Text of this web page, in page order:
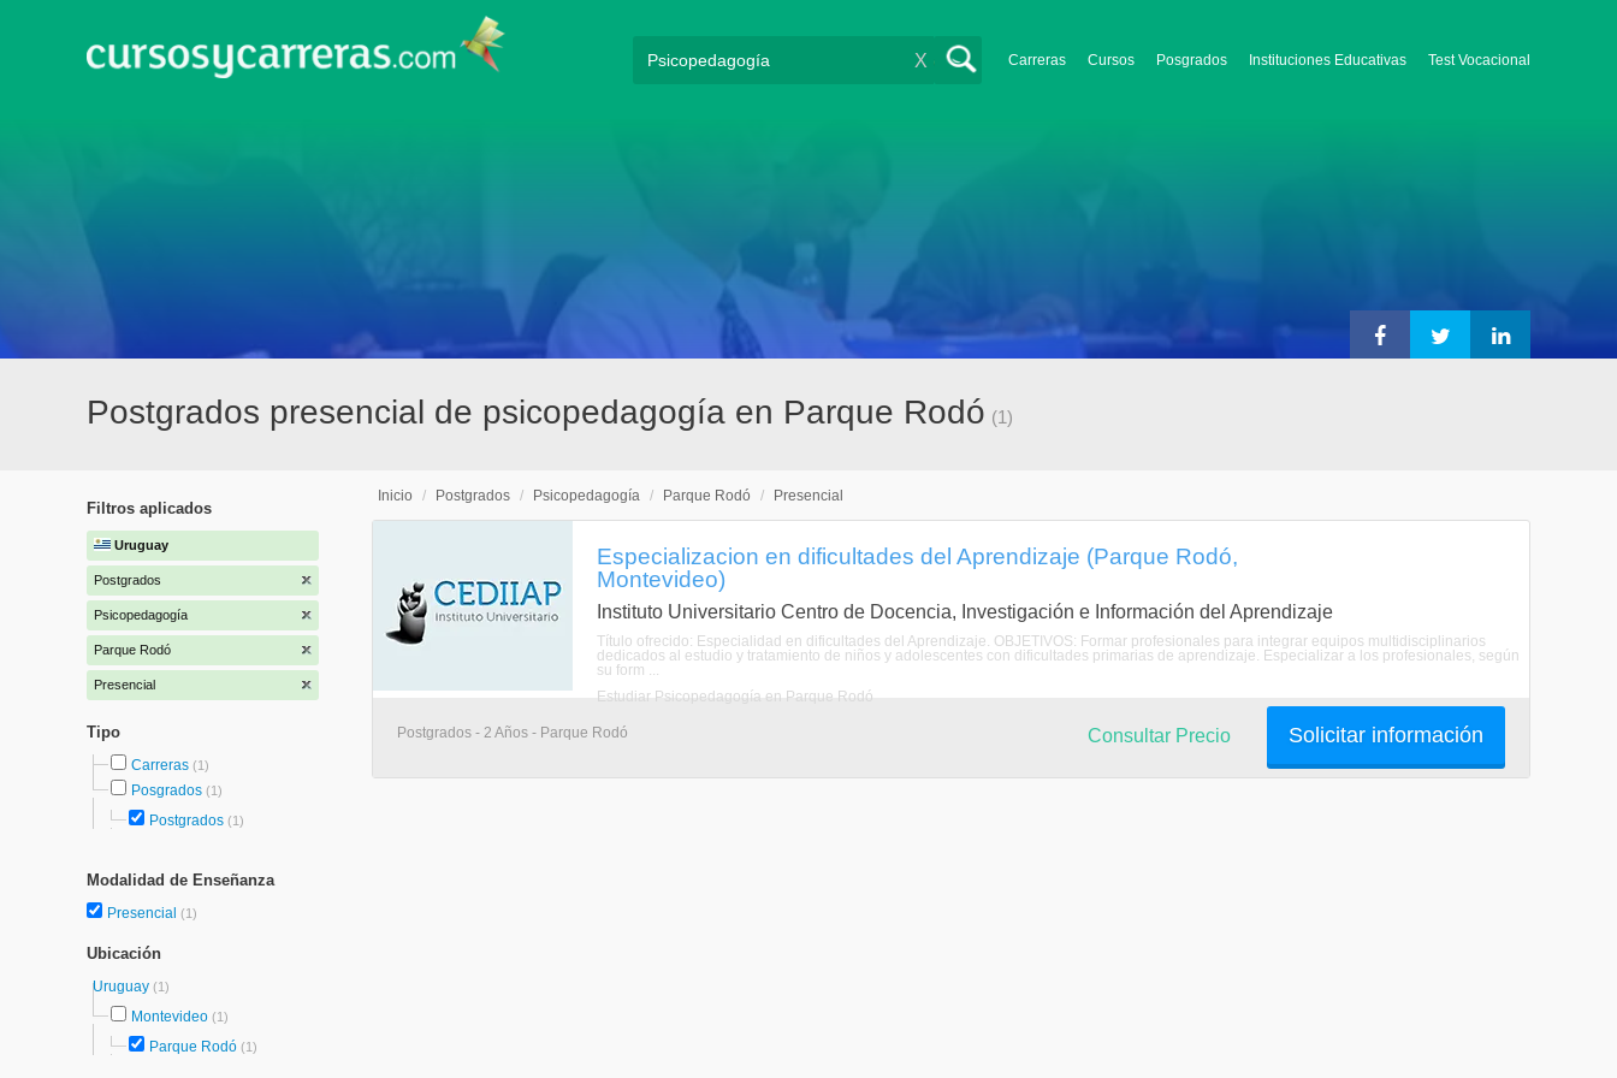
Carreras Cursos Posgrados Instituciones Educativas Test Vocacional
X
Postgrados presencial de psicopedagogía en Parque Rodó (1)
Filtros aplicados
Uruguay
Postgrados
Psicopedagogía
Parque Rodó
Presencial
Tipo
Carreras (1)
Posgrados (1)
Postgrados (1)
Modalidad de Enseñanza
Presencial (1)
Ubicación
Uruguay (1)
Montevideo (1)
Parque Rodó (1)
Inicio / Postgrados / Psicopedagogía / Parque Rodó / Presencial
Especializacion en dificultades del Aprendizaje (Parque Rodó,
Montevideo)
Instituto Universitario Centro de Docencia, Investigación e Información del Aprendizaje
Título ofrecido: Especialidad en dificultades del Aprendizaje. OBJETIVOS: Formar profesionales para integrar equipos multidisciplinarios
dedicados al estudio y tratamiento de niños y adolescentes con dificultades primarias de aprendizaje. Especializar a los profesionales, según
su form ...
Estudiar Psicopedagogía en Parque Rodó
Postgrados - 2 Años - Parque Rodó Solicitar información
Consultar Precio